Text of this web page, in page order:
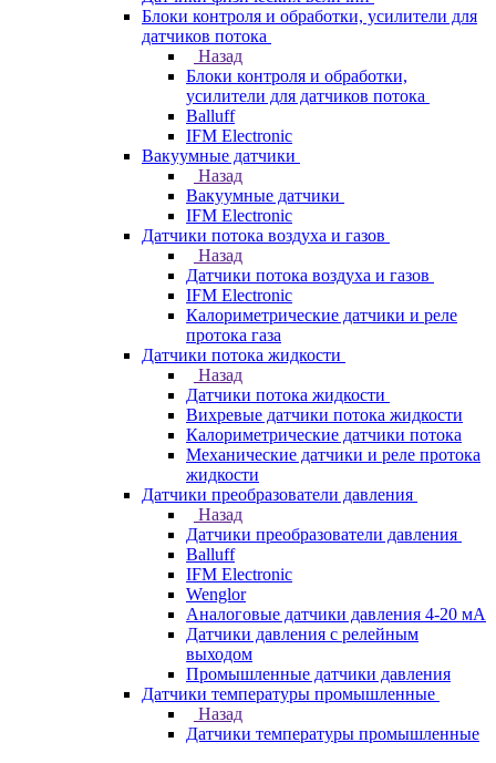
Блоки контроля и обработки, усилители для
датчиков потока
Назад
Блоки контроля и обработки,
усилители для датчиков потока
Balluff
IFM Electronic
Вакуумные датчики
Назад
Вакуумные датчики
IFM Electronic
Датчики потока воздуха и газов
Назад
Датчики потока воздуха и газов
IFM Electronic
Калориметрические датчики и реле
протока газа
Датчики потока жидкости
Назад
Датчики потока жидкости
Вихревые датчики потока жидкости
Калориметрические датчики потока
Механические датчики и реле протока
жидкости
Датчики преобразователи давления
Назад
Датчики преобразователи давления
Balluff
IFM Electronic
Wenglor
Аналоговые датчики давления 4-20 мА
Датчики давления с релейным
выходом
Промышленные датчики давления
Датчики температуры промышленные
Назад
Датчики температуры промышленные